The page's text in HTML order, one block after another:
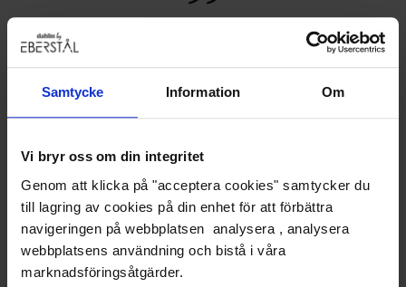
Samtycke Information Om
Vi bryr oss om din integritet
Genom att klicka på "acceptera cookies" samtycker du
till lagring av cookies på din enhet för att förbättra
navigeringen på webbplatsen analysera , analysera
webbplatsens användning och bistå i våra
marknadsföringsåtgärder.
Kvalitet. Skjortor Uppsydda i